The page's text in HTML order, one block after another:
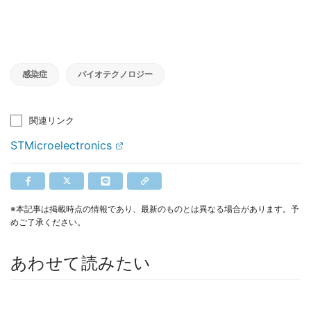
感染症 バイオテクノロジー
関連リンク
STMicroelectronics
※本記事は掲載時点の情報であり、最新のものとは異なる場合があります。予
めご了承ください。
あわせて読みたい